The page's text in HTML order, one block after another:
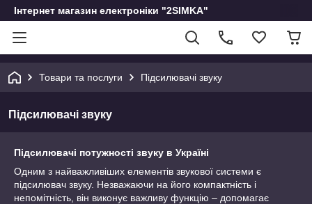
Інтернет магазин електроніки "2SIMKA"
Товари та послуги Підсилювачі звуку
Підсилювачі звуку
Підсилювачі потужності звуку в Україні
Одним з найважливіших елементів звукової системи є
підсилювач звуку. Незважаючи на його компактність і
непомітність, він виконує важливу функцію – допомагає